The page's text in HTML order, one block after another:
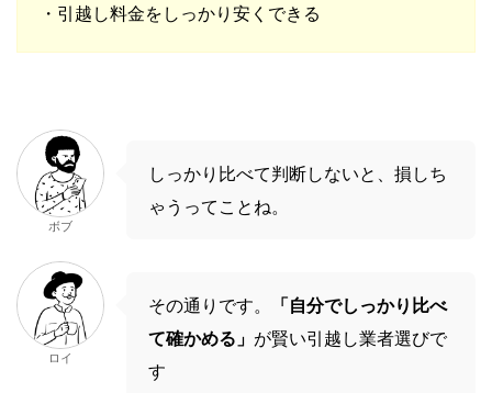
・引越し料金をしっかり安くできる
ボブ
しっかり比べて判断しないと、損しち
ゃうってことね。
ロイ
その通りです。
「自分でしっかり比べ
て確かめる」 が賢い引越し業者選びで
す